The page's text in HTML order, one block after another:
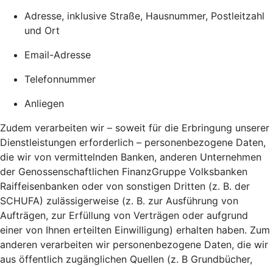
Adresse, inklusive Straße, Hausnummer, Postleitzahl
und Ort
Email-Adresse
Telefonnummer
Anliegen
Zudem verarbeiten wir – soweit für die Erbringung unserer
Dienstleistungen erforderlich – personenbezogene Daten,
die wir von vermittelnden Banken, anderen Unternehmen
der Genossenschaftlichen FinanzGruppe Volksbanken
Raiffeisenbanken oder von sonstigen Dritten (z. B. der
SCHUFA) zulässigerweise (z. B. zur Ausführung von
Aufträgen, zur Erfüllung von Verträgen oder aufgrund
einer von Ihnen erteilten Einwilligung) erhalten haben. Zum
anderen verarbeiten wir personenbezogene Daten, die wir
aus öffentlich zugänglichen Quellen (z. B Grundbücher,